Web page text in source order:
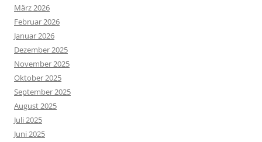
März 2026
Februar 2026
Januar 2026
Dezember 2025
November 2025
Oktober 2025
September 2025
August 2025
Juli 2025
Juni 2025